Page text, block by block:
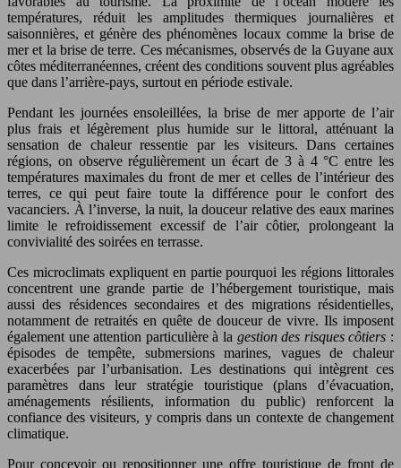
températures, réduit les amplitudes thermiques journalières et
saisonnières, et génère des phénomènes locaux comme la brise de
mer et la brise de terre. Ces mécanismes, observés de la Guyane aux
côtes méditerranéennes, créent des conditions souvent plus agréables
que dans l’arrière-pays, surtout en période estivale.
Pendant les journées ensoleillées, la brise de mer apporte de l’air
plus frais et légèrement plus humide sur le littoral, atténuant la
sensation de chaleur ressentie par les visiteurs. Dans certaines
régions, on observe régulièrement un écart de 3 à 4 °C entre les
températures maximales du front de mer et celles de l’intérieur des
terres, ce qui peut faire toute la différence pour le confort des
vacanciers. À l’inverse, la nuit, la douceur relative des eaux marines
limite le refroidissement excessif de l’air côtier, prolongeant la
convivialité des soirées en terrasse.
Ces microclimats expliquent en partie pourquoi les régions littorales
concentrent une grande partie de l’hébergement touristique, mais
aussi des résidences secondaires et des migrations résidentielles,
notamment de retraités en quête de douceur de vivre. Ils imposent
également une attention particulière à la gestion des risques côtiers :
épisodes de tempête, submersions marines, vagues de chaleur
exacerbées par l’urbanisation. Les destinations qui intègrent ces
paramètres dans leur stratégie touristique (plans d’évacuation,
aménagements résilients, information du public) renforcent la
confiance des visiteurs, y compris dans un contexte de changement
climatique.
Pour concevoir ou repositionner une offre touristique de front de